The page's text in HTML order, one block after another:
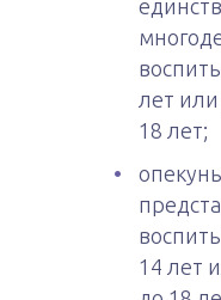
лет
18 лет;
14 лет